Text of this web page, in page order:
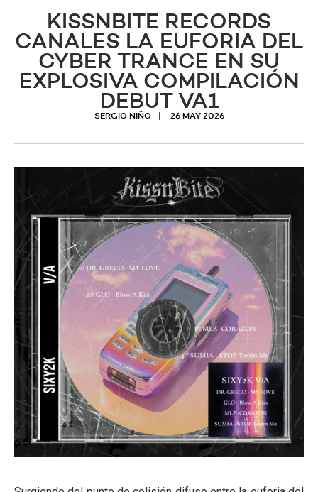
KISSNBITE RECORDS
CANALES LA EUFORIA DEL
CYBER TRANCE EN SU
EXPLOSIVA COMPILACIÓN
DEBUT VA1
SERGIO NIÑO 26 MAY 2026